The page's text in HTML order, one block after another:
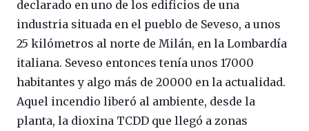
declarado en uno de los edificios de una
industria situada en el pueblo de Seveso, a unos
25 kilómetros al norte de Milán, en la Lombardía
italiana. Seveso entonces tenía unos 17000
habitantes y algo más de 20000 en la actualidad.
Aquel incendio liberó al ambiente, desde la
planta, la dioxina TCDD que llegó a zonas